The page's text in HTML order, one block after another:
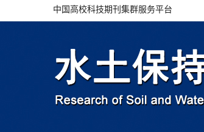
中国高校科技期刊集群服务平台